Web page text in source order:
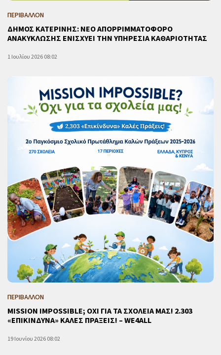
ΠΕΡΙΒΑΛΛΟΝ
ΔΗΜΟΣ ΚΑΤΕΡΙΝΗΣ: ΝΕΟ ΑΠΟΡΡΙΜΜΑΤΟΦΟΡΟ
ΑΝΑΚΥΚΛΩΣΗΣ ΕΝΙΣΧΥΕΙ ΤΗΝ ΥΠΗΡΕΣΙΑ ΚΑΘΑΡΙΟΤΗΤΑΣ
1 Ιουλίου 2026 08:02
ΠΕΡΙΒΑΛΛΟΝ
MISSION IMPOSSIBLE; ΟΧΙ ΓΙΑ ΤΑ ΣΧΟΛΕΙΑ ΜΑΣ! 2.303
«ΕΠΙΚΙΝΔΥΝΑ» ΚΑΛΕΣ ΠΡΑΞΕΙΣ! – WE4ALL
19 Ιουνίου 2026 08:02